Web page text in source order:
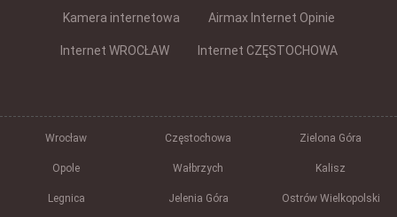
Kamera internetowa Airmax Internet Opinie
Internet WROCŁAW Internet CZĘSTOCHOWA
Wrocław Częstochowa Zielona Góra
Opole Wałbrzych Kalisz
Legnica Jelenia Góra Ostrów Wielkopolski